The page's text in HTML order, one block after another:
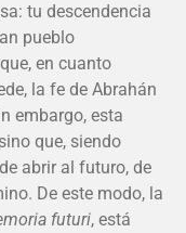
tu descendencia
pueblo
en cuanto
la fe de Abrahán
embargo, esta
que, siendo
abrir al futuro, de
De este modo, la
futuri, está